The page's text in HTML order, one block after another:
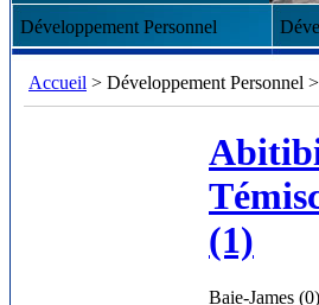
Développement Personnel
Accueil > Développement Personnel >
(1)
Baie-James (0)